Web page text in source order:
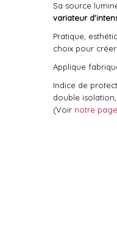
Sa source
variateur
Pratique,
choix pour
Applique
Indice de
double
(Voir notre